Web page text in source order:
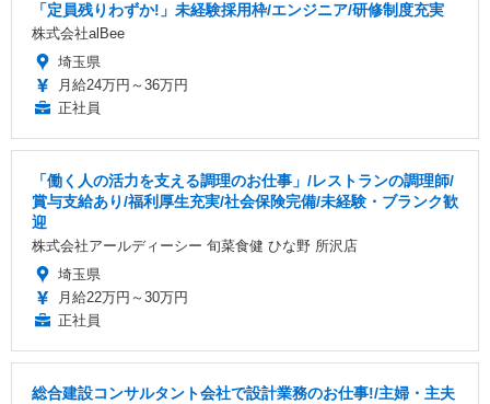
「定員残りわずか!」未経験採用枠/エンジニア/研修制度充実
株式会社alBee
埼玉県
月給24万円～36万円
正社員
「働く人の活力を支える調理のお仕事」/レストランの調理師/
賞与支給あり/福利厚生充実/社会保険完備/未経験・ブランク歓
迎
株式会社アールディーシー 旬菜食健 ひな野 所沢店
埼玉県
月給22万円～30万円
正社員
総合建設コンサルタント会社で設計業務のお仕事!/主婦・主夫